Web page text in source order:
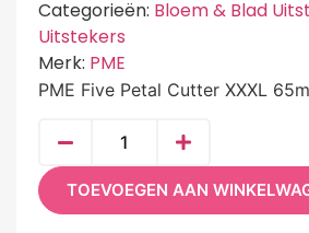
Categorieën: Bloem & Blad
Uitstekers
Merk: PME
PME Five Petal Cutter XXXL
TOEVOEGEN AAN